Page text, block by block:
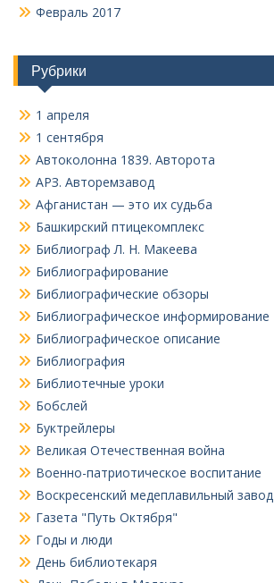
Февраль 2017
Рубрики
1 апреля
1 сентября
Автоколонна 1839. Авторота
АРЗ. Авторемзавод
Афганистан — это их судьба
Башкирский птицекомплекс
Библиограф Л. Н. Макеева
Библиографирование
Библиографические обзоры
Библиографическое информирование
Библиографическое описание
Библиография
Библиотечные уроки
Бобслей
Буктрейлеры
Великая Отечественная война
Военно-патриотическое воспитание
Воскресенский медеплавильный завод
Газета "Путь Октября"
Годы и люди
День библиотекаря